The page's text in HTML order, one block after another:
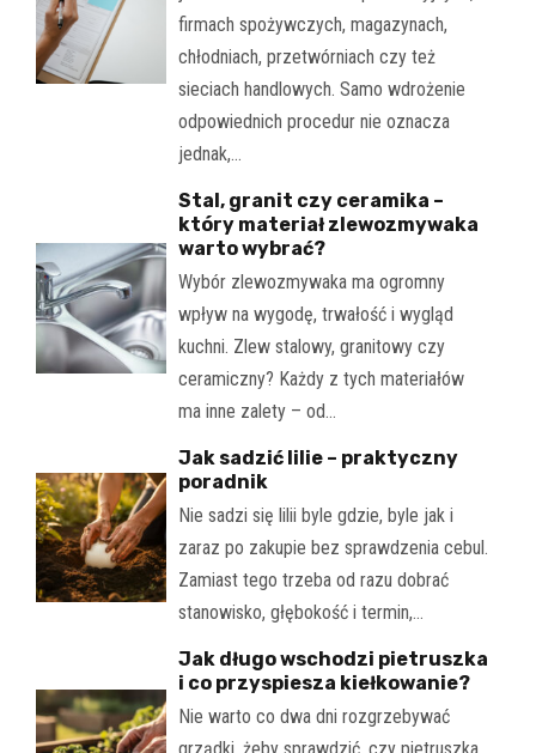
firmach spożywczych, magazynach,
chłodniach, przetwórniach czy też
sieciach handlowych. Samo wdrożenie
odpowiednich procedur nie oznacza
jednak,…
Stal, granit czy ceramika –
który materiał zlewozmywaka
warto wybrać?
Wybór zlewozmywaka ma ogromny
wpływ na wygodę, trwałość i wygląd
kuchni. Zlew stalowy, granitowy czy
ceramiczny? Każdy z tych materiałów
ma inne zalety – od…
Jak sadzić lilie – praktyczny
poradnik
Nie sadzi się lilii byle gdzie, byle jak i
zaraz po zakupie bez sprawdzenia cebul.
Zamiast tego trzeba od razu dobrać
stanowisko, głębokość i termin,…
Jak długo wschodzi pietruszka
i co przyspiesza kiełkowanie?
Nie warto co dwa dni rozgrzebywać